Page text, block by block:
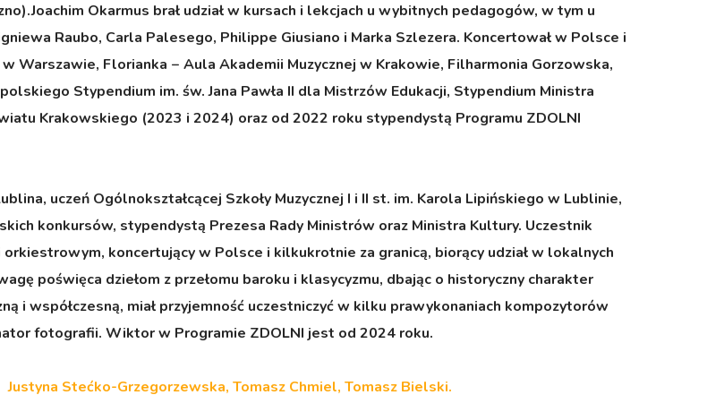
Okarmus brał udział w kursach i lekcjach u wybitnych pedagogów, w tym u
Raubo, Carla Palesego, Philippe Giusiano i Marka Szlezera. Koncertował w Polsce i
Warszawie, Florianka − Aula Akademii Muzycznej w Krakowie, Filharmonia Gorzowska,
Stypendium im. św. Jana Pawła II dla Mistrzów Edukacji, Stypendium Ministra
Krakowskiego (2023 i 2024) oraz od 2022 roku stypendystą Programu ZDOLNI
uczeń Ogólnokształcącej Szkoły Muzycznej I i II st. im. Karola Lipińskiego w Lublinie,
konkursów, stypendystą Prezesa Rady Ministrów oraz Ministra Kultury. Uczestnik
koncertujący w Polsce i kilkukrotnie za granicą, biorący udział w lokalnych
poświęca dziełom z przełomu baroku i klasycyzmu, dbając o historyczny charakter
i współczesną, miał przyjemność uczestniczyć w kilku prawykonaniach kompozytorów
fotografii. Wiktor w Programie ZDOLNI jest od 2024 roku.
Justyna Stećko-Grzegorzewska, Tomasz Chmiel, Tomasz Bielski.